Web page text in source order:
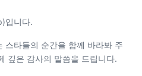
입니다.
스타들의 순간을 함께 바라봐 주
깊은 감사의 말씀을 드립니다.